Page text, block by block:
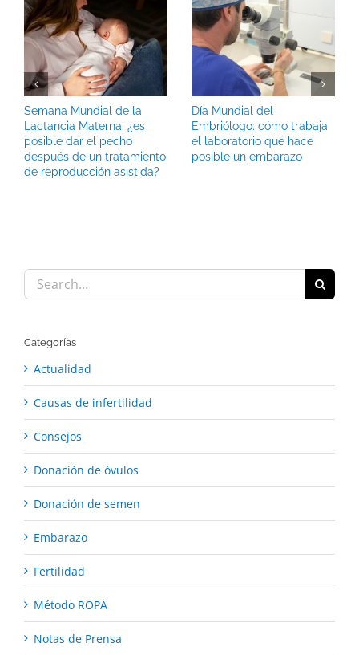
Semana Mundial de la
Lactancia Materna: ¿es
posible dar el pecho
después de un tratamiento
de reproducción asistida?
Día Mundial del
Embriólogo: cómo trabaja
el laboratorio que hace
posible un embarazo
Search
for:
Categorías
Actualidad
Causas de infertilidad
Consejos
Donación de óvulos
Donación de semen
Embarazo
Fertilidad
Método ROPA
Notas de Prensa